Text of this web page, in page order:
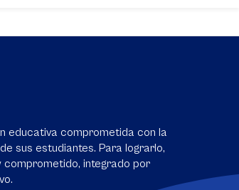
educativa comprometida con la
sus estudiantes. Para lograrlo,
integrado por